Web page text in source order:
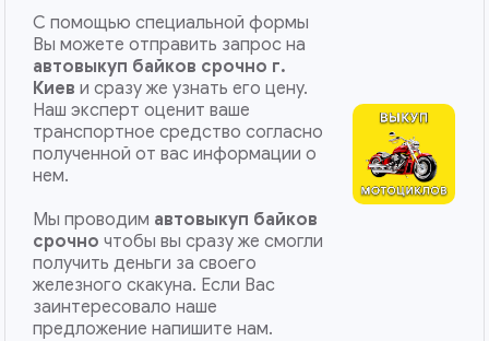
С помощью специальной формы
Вы можете отправить запрос на
автовыкуп байков срочно г.
Киев и сразу же узнать его цену.
Наш эксперт оценит ваше
транспортное средство согласно
полученной от вас информации о
нем.
Мы проводим автовыкуп байков
срочно чтобы вы сразу же смогли
получить деньги за своего
железного скакуна. Если Вас
заинтересовало наше
предложение напишите нам.